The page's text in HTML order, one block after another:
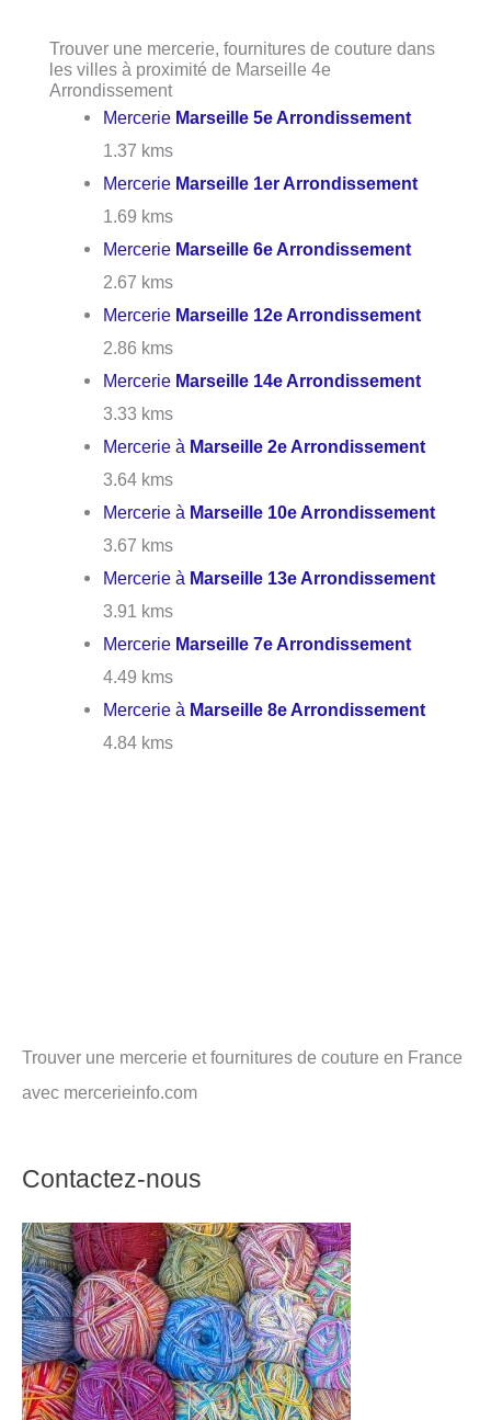
Trouver une mercerie, fournitures de couture dans
les villes à proximité de Marseille 4e
Arrondissement
Mercerie Marseille 5e Arrondissement
1.37 kms
Mercerie Marseille 1er Arrondissement
1.69 kms
Mercerie Marseille 6e Arrondissement
2.67 kms
Mercerie Marseille 12e Arrondissement
2.86 kms
Mercerie Marseille 14e Arrondissement
3.33 kms
Mercerie à Marseille 2e Arrondissement
3.64 kms
Mercerie à Marseille 10e Arrondissement
3.67 kms
Mercerie à Marseille 13e Arrondissement
3.91 kms
Mercerie Marseille 7e Arrondissement
4.49 kms
Mercerie à Marseille 8e Arrondissement
4.84 kms
Trouver une mercerie et fournitures de couture en France
avec mercerieinfo.com
Contactez-nous